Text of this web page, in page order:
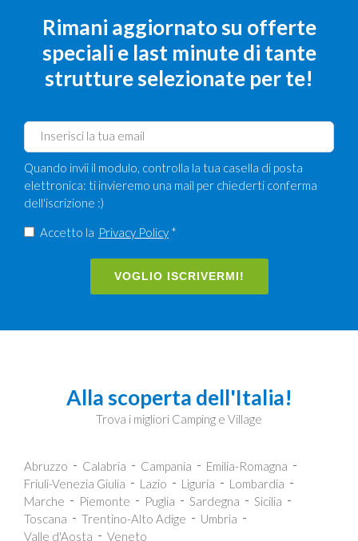
Rimani aggiornato su offerte
speciali e last minute di tante
strutture selezionate per te!
Quando invii il modulo, controlla la tua casella di posta
elettronica: ti invieremo una mail per chiederti conferma
dell'iscrizione :)
Accetto la Privacy Policy *
VOGLIO ISCRIVERMI!
Alla scoperta dell'Italia!
Trova i migliori Camping e Village
Abruzzo Calabria Campania
Emilia-Romagna
Friuli-Venezia Giulia
Lazio Liguria
Lombardia
Marche
Piemonte Puglia Sardegna
Sicilia
Toscana
Trentino-Alto Adige
Umbria
Valle d'Aosta
Veneto